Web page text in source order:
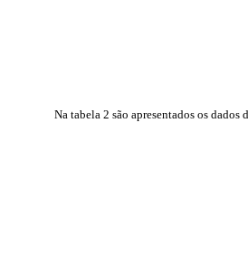
Na tabela 2 são apresentados os dados